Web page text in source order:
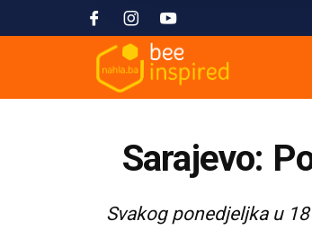
Sarajevo:
Svakog ponedjeljka u